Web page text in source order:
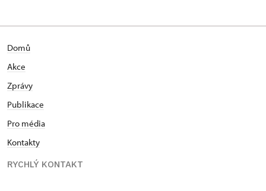
Domů
Akce
Zprávy
Publikace
Pro média
Kontakty
RYCHLÝ KONTAKT